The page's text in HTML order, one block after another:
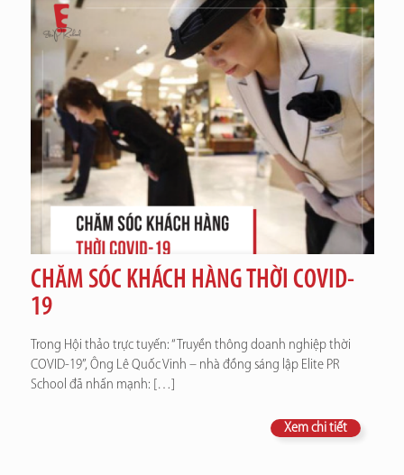
CHĂM SÓC KHÁCH HÀNG THỜI COVID-
19
Trong Hội thảo trực tuyến: “Truyền thông doanh nghiệp thời
COVID-19”, Ông Lê Quốc Vinh – nhà đồng sáng lập Elite PR
School đã nhấn mạnh: […]
Xem chi tiết